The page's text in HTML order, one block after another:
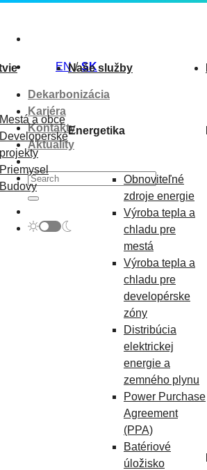
content
EN SK
Dekarbonizácia
Kariéra
Kontakty
Aktuality
Mestá a obce
Developerské
projekty
Priemysel
Budovy
Naše služby
Energetika
Obnoviteľné
zdroje energie
Výroba tepla a
chladu pre
mestá
Výroba tepla a
chladu pre
developérske
zóny
Distribúcia
elektrickej
energie a
zemného plynu
Power Purchase
Agreement
(PPA)
Batériové
úložisko